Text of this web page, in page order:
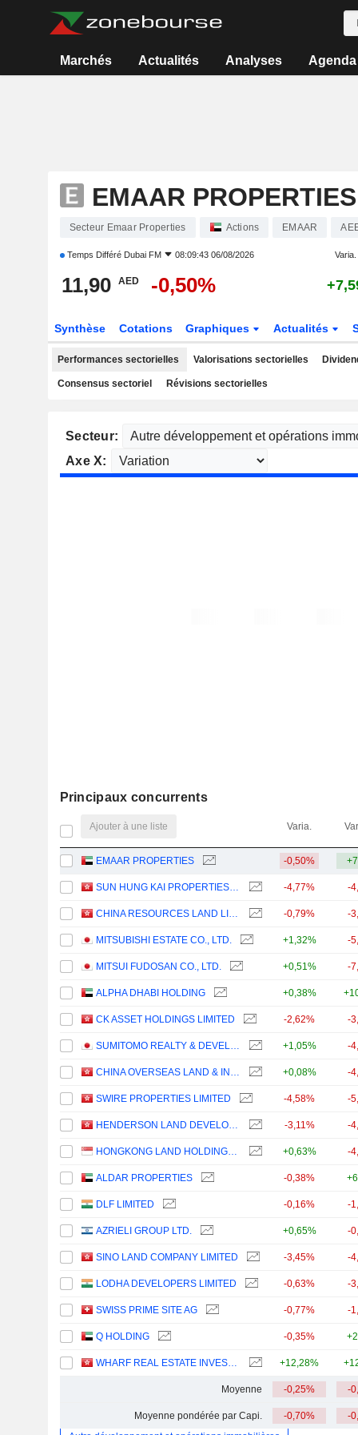
Marchés Actualités Analyses Agenda
EMAAR PROPERTIES
Secteur Emaar Properties Actions EMAAR
Temps Différé Dubai FM 08:09:43 06/08/2026 Varia.
11,90 AED -0,50%
Synthèse Cotations Graphiques Actualités
Performances sectorielles Valorisations sectorielles
Consensus sectoriel Révisions sectorielles
Secteur:
Axe X:
Principaux concurrents
Ajouter à une liste Varia.
EMAAR PROPERTIES -0,50%
SUN HUNG KAI PROPERTIES LIMITED -4,77% -
CHINA RESOURCES LAND LIMITED -0,79% -
MITSUBISHI ESTATE CO., LTD. +1,32% -
MITSUI FUDOSAN CO., LTD. +0,51% -
ALPHA DHABI HOLDING +0,38%
CK ASSET HOLDINGS LIMITED -2,62% -
SUMITOMO REALTY & DEVELOPMENT CO., LTD. +1,05% -
CHINA OVERSEAS LAND & INVESTMENT LIMITED +0,08% -
SWIRE PROPERTIES LIMITED -4,58% -
HENDERSON LAND DEVELOPMENT COMPANY LIMITED -3,11% -
HONGKONG LAND HOLDINGS LIMITED +0,63% -
ALDAR PROPERTIES -0,38%
DLF LIMITED -0,16% -
AZRIELI GROUP LTD. +0,65% -
SINO LAND COMPANY LIMITED -3,45% -
LODHA DEVELOPERS LIMITED -0,63% -
SWISS PRIME SITE AG -0,77% -
Q HOLDING -0,35%
WHARF REAL ESTATE INVESTMENT COMPANY LIMITED +12,28%
Moyenne -0,25% -
Moyenne pondérée par Capi. -0,70% -